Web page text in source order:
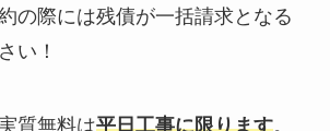
の際には残債が一括請求となる
い！
質無料は平日工事に限ります。